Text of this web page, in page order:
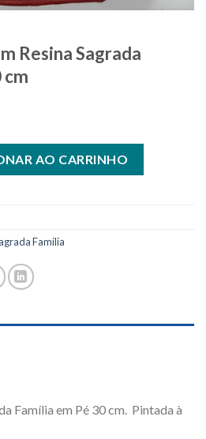
Resina Sagrada
cm
Família em Pé 30 cm
AO CARRINHO
Família
Família em Pé 30 cm. Pintada à